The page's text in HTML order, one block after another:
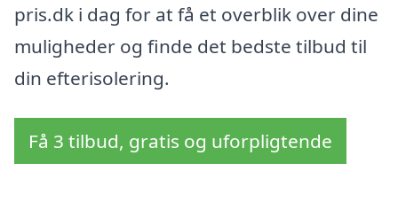
pris.dk i dag for at få et overblik over dine
muligheder og finde det bedste tilbud til
din efterisolering.
Få 3 tilbud, gratis og uforpligtende